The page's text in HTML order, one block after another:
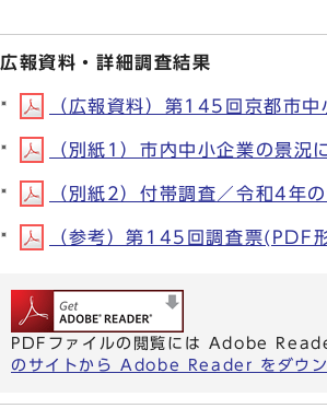
広報資料・詳細調査結果
（広報資料）第145回京都市
（別紙1）市内中小企業の景
（別紙2）付帯調査／令和4年
（参考）第145回調査票
PDFファイルの閲覧には Adobe
のサイトから Adobe Reader をダウン